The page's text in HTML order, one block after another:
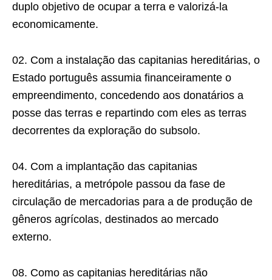
duplo objetivo de ocupar a terra e valorizá-la
economicamente.
02. Com a instalação das capitanias hereditárias, o
Estado português assumia financeiramente o
empreendimento, concedendo aos donatários a
posse das terras e repartindo com eles as terras
decorrentes da exploração do subsolo.
04. Com a implantação das capitanias
hereditárias, a metrópole passou da fase de
circulação de mercadorias para a de produção de
gêneros agrícolas, destinados ao mercado
externo.
08. Como as capitanias hereditárias não